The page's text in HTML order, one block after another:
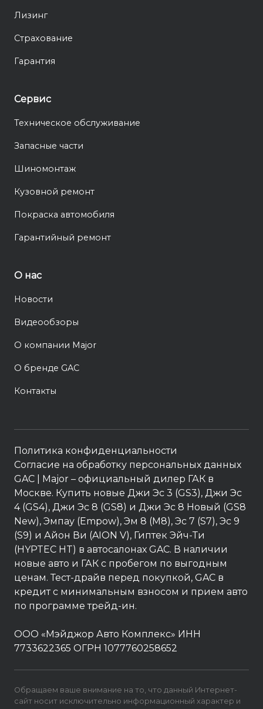
Лизинг
Страхование
Гарантия
Сервис
Техническое обслуживание
Запасные части
Шиномонтаж
Кузовной ремонт
Покраска автомобиля
Гарантийный ремонт
О нас
Новости
Видеообзоры
О компании Major
О бренде GAC
Контакты
Политика конфиденциальности
Согласие на обработку персональных данных
GAC | Major – официальный дилер ГАК в
Москве. Купить новые Джи Эс 3 (GS3), Джи Эс
4 (GS4), Джи Эс 8 (GS8) и Джи Эс 8 Новый (GS8
New), Эмпау (Empow), Эм 8 (M8), Эс 7 (S7), Эс 9
(S9) и Айон Ви (AION V), Гиптек Эйч-Ти
(HYPTEC HT) в автосалонах GAC. В наличии
новые авто и ГАК с пробегом по выгодным
ценам. Тест-драйв перед покупкой, GAC в
кредит с минимальным взносом и прием авто
по программе трейд-ин.
ООО «Мэйджор Авто Комплекс» ИНН
7733622365 ОГРН 1077760258652
Обращаем ваше внимание на то, что данный Интернет-
сайт носит исключительно информационный характер и